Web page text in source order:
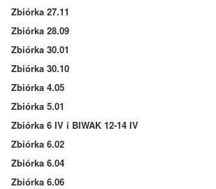
Zbiórka 27.11
Zbiórka 28.09
Zbiórka 30.01
Zbiórka 30.10
Zbiórka 4.05
Zbiórka 5.01
Zbiórka 6 IV i BIWAK 12-14 IV
Zbiórka 6.02
Zbiórka 6.04
Zbiórka 6.06